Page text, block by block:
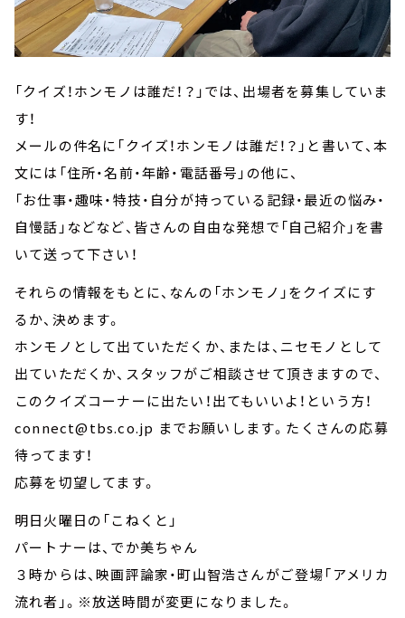
「クイズ！ホンモノは誰だ！？」では、出場者を募集していま
す！
メールの件名に「クイズ！ホンモノは誰だ！？」と書いて、本
文には「住所・名前・年齢・電話番号」の他に、
「お仕事・趣味・特技・自分が持っている記録・最近の悩み・
自慢話」などなど、皆さんの自由な発想で「自己紹介」を書
いて送って下さい！
それらの情報をもとに、なんの「ホンモノ」をクイズにす
るか、決めます。
ホンモノとして出ていただくか、または、ニセモノとして
出ていただくか、スタッフがご相談させて頂きますので、
このクイズコーナーに出たい！出てもいいよ！という方！
connect@tbs.co.jp までお願いします。たくさんの応募
待ってます！
応募を切望してます。
明日火曜日の「こねくと」
パートナーは、でか美ちゃん
３時からは、映画評論家・町山智浩さんがご登場「アメリカ
流れ者」。※放送時間が変更になりました。